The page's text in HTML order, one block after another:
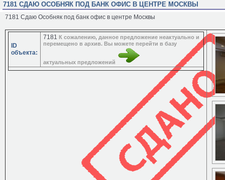
7181 СДАЮ ОСОБНЯК ПОД БАНК ОФИС В ЦЕНТРЕ МОСКВЫ
7181 Сдаю Особняк под банк офис в центре Москвы
ID
объекта:
7181 К сожалению, данное предложение неактуально и
перемещено в архив. Вы можете перейти в базу
актуальных предложений